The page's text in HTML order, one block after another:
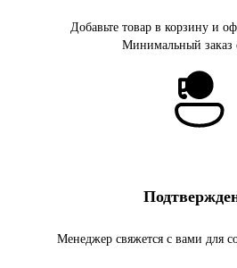
Добавьте товар в корзину и
Минимальный заказ
Менеджер свяжется с вами для